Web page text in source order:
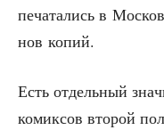
печа­та­лись в
нов копий.
Есть отдель­ный
комик­сов вто­рой